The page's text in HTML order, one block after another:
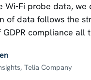
Wi-Fi probe data, we
of data follows the
compliance all
Telia Company